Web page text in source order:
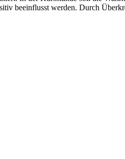
beeinflusst werden. Durch